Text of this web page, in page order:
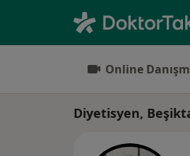
Online
Diyetisyen,